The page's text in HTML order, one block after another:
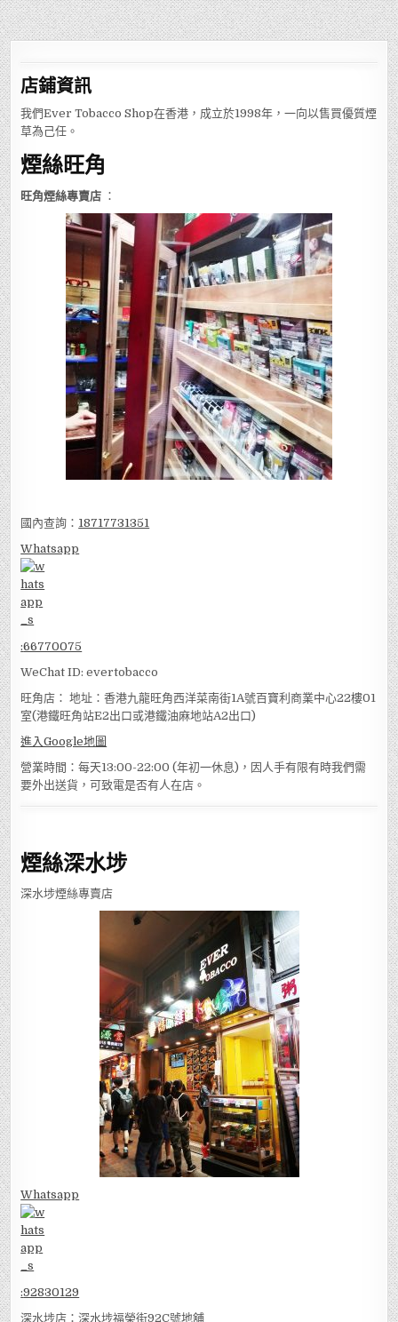
店鋪資訊
我們Ever Tobacco Shop在香港，成立於1998年，一向以售買優質煙
草為己任。
煙絲旺角
旺角煙絲專賣店 ：
國內查詢： 18717731351
Whatsapp
:66770075
WeChat ID: evertobacco
旺角店： 地址：香港九龍旺角西洋菜南街1A號百寶利商業中心22樓01
室(港鐵旺角站E2出口或港鐵油麻地站A2出口)
進入Google地圖
營業時間：每天13:00-22:00 (年初一休息)，因人手有限有時我們需
要外出送貨，可致電是否有人在店。
煙絲深水埗
深水埗煙絲專賣店
Whatsapp
:92830129
深水埗店：深水埗福榮街92C號地舖